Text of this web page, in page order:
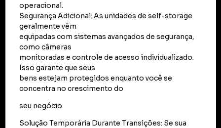
operacional.
Segurança Adicional: As unidades de self-storage
geralmente vêm
equipadas com sistemas avançados de segurança,
como câmeras
monitoradas e controle de acesso individualizado.
Isso garante que seus
bens estejam protegidos enquanto você se
concentra no crescimento do
seu negócio.
Solução Temporária Durante Transições: Se sua